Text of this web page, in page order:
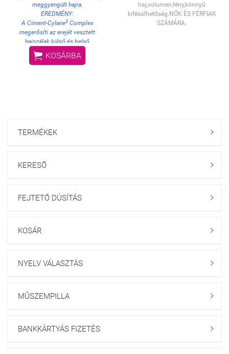
meggyengült hajra.
EREDMÉNY:
A Ciment-Cylane3Complex
megerősíti az erejét vesztett
hajszálak külső és belső
szerkezetét. Ellenállóvá teszi a
hajat, védelmet nyújt a külső
Finoman masszírozza a hajba,
 KOSÁRBA
haj,volumen,fény,könnyű
kifésülhetőség.NŐK ÉS FÉRFIAK
SZÁMÁRA.
TERMÉKEK 
KERESŐ 
FEJTETŐ DÚSÍTÁS 
KOSÁR 
NYELV VÁLASZTÁS 
MŰSZEMPILLA 
BANKKÁRTYÁS FIZETÉS 